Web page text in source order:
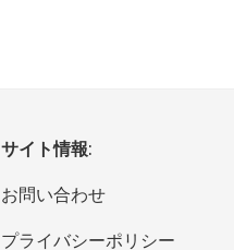
サイト情報:
お問い合わせ
プライバシーポリシー